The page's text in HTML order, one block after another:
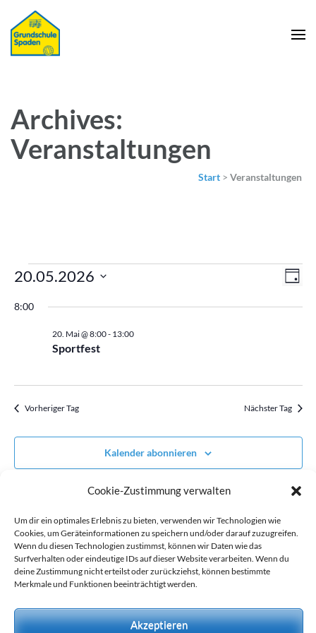
Cookie-Zustimmung verwalten
Um dir ein optimales Erlebnis zu bieten, verwenden wir Technologien wie
Cookies, um Geräteinformationen zu speichern und/oder darauf zuzugreifen.
Wenn du diesen Technologien zustimmst, können wir Daten wie das
Surfverhalten oder eindeutige IDs auf dieser Website verarbeiten. Wenn du
deine Zustimmung nicht erteilst oder zurückziehst, können bestimmte
Merkmale und Funktionen beeinträchtigt werden.
Akzeptieren
Archives:
Veranstaltungen
Start > Veranstaltungen
Veranstaltungen
20.
Mai,
2026
Tag
20.05.2026
8:00
Sportfest
20. Mai @ 8:00- 13:00
Vorheriger Tag Nächster Tag
Kalender abonnieren